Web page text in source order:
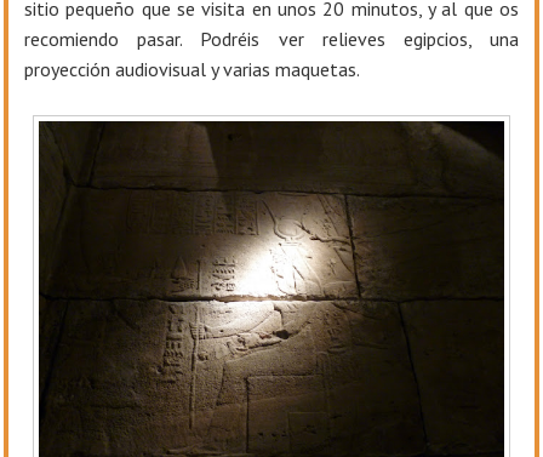
sitio pequeño que se visita en unos 20 minutos, y al que os
recomiendo pasar. Podréis ver relieves egipcios, una
proyección audiovisual y varias maquetas.